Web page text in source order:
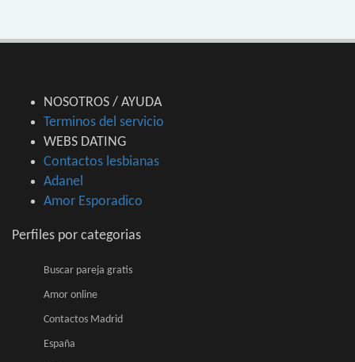
NOSOTROS / AYUDA
Terminos del servicio
WEBS DATING
Contactos lesbianas
Adanel
Amor Esporadico
Perfiles por categorias
Buscar pareja gratis
Amor online
Contactos Madrid
España